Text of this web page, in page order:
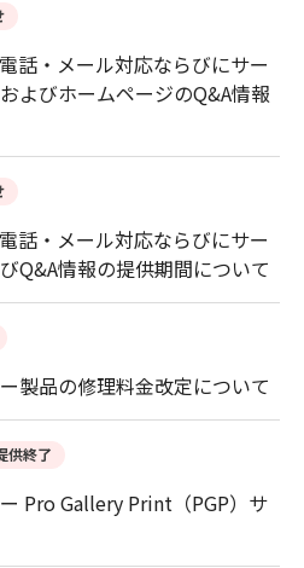
話・メール対応ならびにサー
よびホームページのQ&A情報
話・メール対応ならびにサー
Q&A情報の提供期間について
製品の修理料金改定について
供終了
Pro Gallery Print（PGP）サ